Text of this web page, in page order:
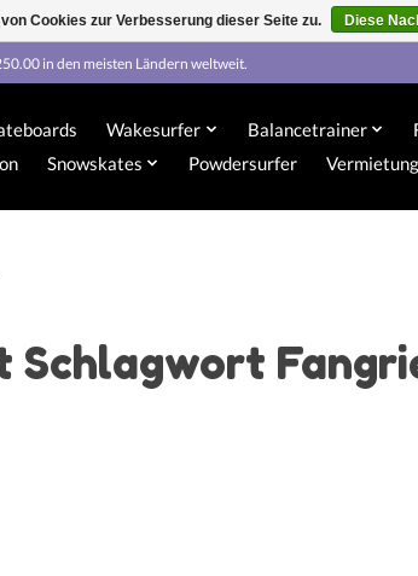
in den meisten Ländern weltweit.
Wakesurfer Balancetrainer
Snowskates Powdersurfer
Cookies zur Verbesserung dieser Seite zu. Diese